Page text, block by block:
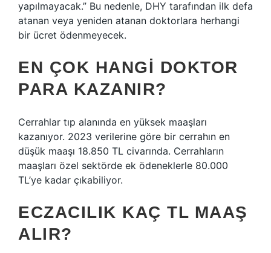
yapılmayacak.” Bu nedenle, DHY tarafından ilk defa
atanan veya yeniden atanan doktorlara herhangi
bir ücret ödenmeyecek.
EN ÇOK HANGI DOKTOR
PARA KAZANIR?
Cerrahlar tıp alanında en yüksek maaşları
kazanıyor. 2023 verilerine göre bir cerrahın en
düşük maaşı 18.850 TL civarında. Cerrahların
maaşları özel sektörde ek ödeneklerle 80.000
TL’ye kadar çıkabiliyor.
ECZACILIK KAÇ TL MAAŞ
ALIR?